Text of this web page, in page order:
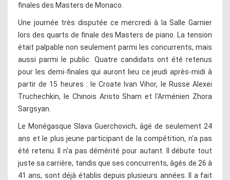
finales des Masters de Monaco.
Une journée très disputée ce mercredi à la Salle Garnier
lors des quarts de finale des Masters de piano. La tension
était palpable non seulement parmi les concurrents, mais
aussi parmi le public. Quatre candidats ont été retenus
pour les demi-finales qui auront lieu ce jeudi après-midi à
partir de 15 heures : le Croate Ivan Vihor, le Russe Alexei
Truchechkin, le Chinois Aristo Sham et l'Arménien Zhora
Sargsyan.
Le Monégasque Slava Guerchovich, âgé de seulement 24
ans et le plus jeune participant de la compétition, n'a pas
été retenu. Il n'a pas démérité pour autant. Il débute tout
juste sa carrière, tandis que ses concurrents, âgés de 26 à
41 ans, sont déjà établis depuis plusieurs années. Il a fait